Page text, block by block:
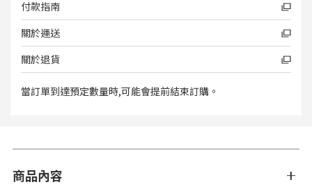
付款指南
關於運送
關於退貨
當訂單到達預定數量時,可能會提前結束訂購。
商品內容